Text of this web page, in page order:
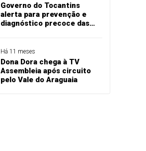
Governo do Tocantins
alerta para prevenção e
diagnóstico precoce das
Há 11 meses
Dona Dora chega à TV
Assembleia após circuito
pelo Vale do Araguaia